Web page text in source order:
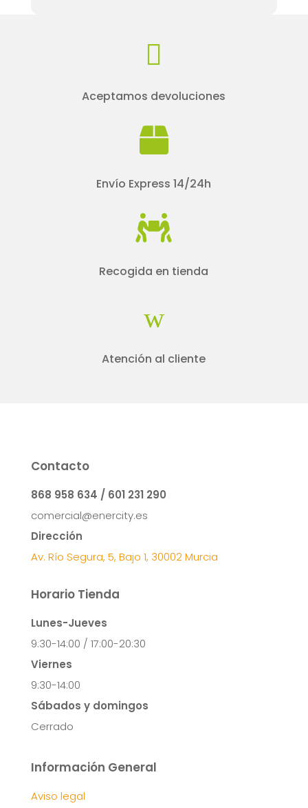

Aceptamos devoluciones

Envío Express 14/24h

Recogida en tienda
w
Atención al cliente
Contacto
868 958 634 / 601 231 290
comercial@enercity.es
Dirección
Av. Río Segura, 5, Bajo 1, 30002 Murcia
Horario Tienda
Lunes-Jueves
9:30-14:00 / 17:00-20:30
Viernes
9:30-14:00
Sábados y domingos
Cerrado
Información General
Aviso legal